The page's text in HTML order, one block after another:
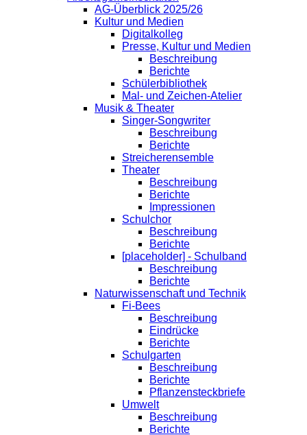
AG-Überblick 2025/26
Kultur und Medien
Digitalkolleg
Presse, Kultur und Medien
Beschreibung
Berichte
Schülerbibliothek
Mal- und Zeichen-Atelier
Musik & Theater
Singer-Songwriter
Beschreibung
Berichte
Streicherensemble
Theater
Beschreibung
Berichte
Impressionen
Schulchor
Beschreibung
Berichte
[placeholder] - Schulband
Beschreibung
Berichte
Naturwissenschaft und Technik
Fi-Bees
Beschreibung
Eindrücke
Berichte
Schulgarten
Beschreibung
Berichte
Pflanzensteckbriefe
Umwelt
Beschreibung
Berichte